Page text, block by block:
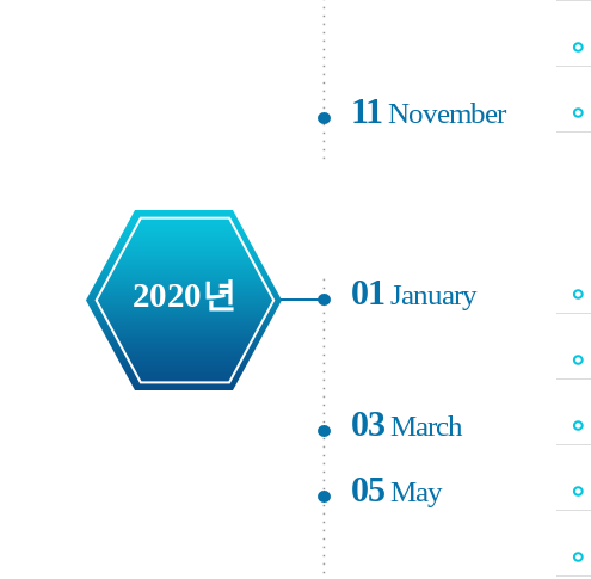
11November
2020년 01January
03March
05May